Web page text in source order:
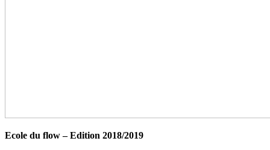
Ecole du flow – Edition 2018/2019